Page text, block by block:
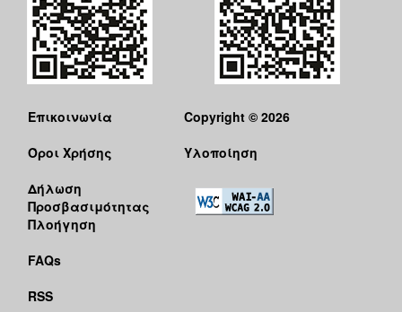
Επικοινωνία
Όροι Χρήσης
Δήλωση
Προσβασιμότητας
Πλοήγηση
FAQs
RSS
Copyright © 2026
Υλοποίηση